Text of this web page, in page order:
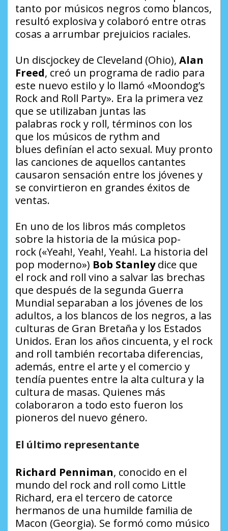
tanto por músicos negros como blancos,
resultó explosiva y colaboró entre otras
cosas a arrumbar prejuicios raciales.
Un discjockey de Cleveland (Ohio), Alan
Freed, creó un programa de radio para
este nuevo estilo y lo llamó «Moondog’s
Rock and Roll Party». Era la primera vez
que se utilizaban juntas las
palabras rocky roll, términos con los
que los músicos de rythm and
blues definían el acto sexual. Muy pronto
las canciones de aquellos cantantes
causaron sensación entre los jóvenes y
se convirtieron en grandes éxitos de
ventas.
En uno de los libros más completos
sobre la historia de la música pop-
rock («Yeah!, Yeah!, Yeah!. La historia del
pop moderno») Bob Stanleydice que
el rock and roll vino a salvar las brechas
que después de la segunda Guerra
Mundial separaban a los jóvenes de los
adultos, a los blancos de los negros, a las
culturas de Gran Bretaña y los Estados
Unidos. Eran los años cincuenta, y el rock
and roll también recortaba diferencias,
además, entre el arte y el comercio y
tendía puentes entre la alta cultura y la
cultura de masas. Quienes más
colaboraron a todo esto fueron los
pioneros del nuevo género.
El último representante
Richard Penniman, conocido en el
mundo del rock and roll como Little
Richard, era el tercero de catorce
hermanos de una humilde familia de
Macon (Georgia). Se formó como músico